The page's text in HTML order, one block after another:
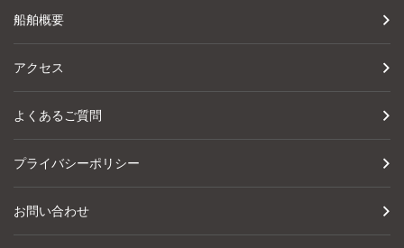
船舶概要
アクセス
よくあるご質問
プライバシーポリシー
お問い合わせ